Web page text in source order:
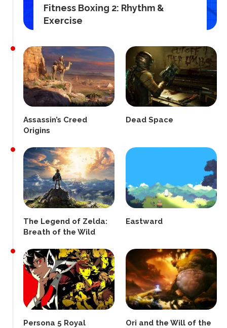
Fitness Boxing 2: Rhythm &
Exercise
Assassin’s Creed
Origins
Dead Space
The Legend of Zelda:
Breath of the Wild
Eastward
Persona 5 Royal
Ori and the Will of the